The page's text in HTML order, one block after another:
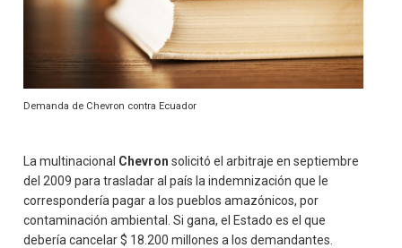
Demanda de Chevron contra Ecuador
La multinacional Chevronsolicitó el arbitraje en septiembre
del 2009 para trasladar al país la indemnización que le
correspondería pagar a los pueblos amazónicos, por
contaminación ambiental. Si gana, el Estado es el que
debería cancelar $ 18.200 millones a los demandantes.